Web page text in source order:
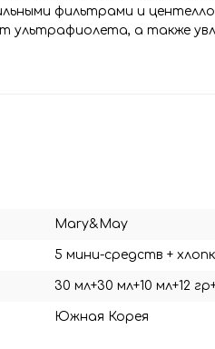
фильтрами и
а также
Mary&May
5 мини-средств +
30 мл+30 мл+10 мл+12
Южная Корея